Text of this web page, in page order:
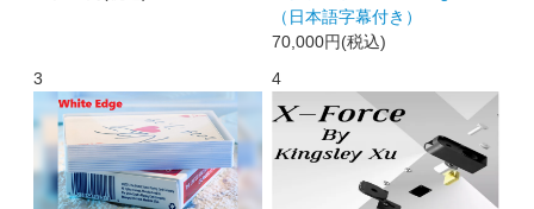
（日本語字幕付き）
70,000円(税込)
3
4